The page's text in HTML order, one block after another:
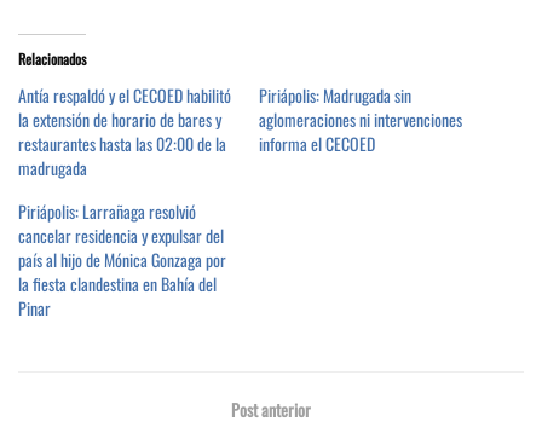
Relacionados
Antía respaldó y el CECOED habilitó
la extensión de horario de bares y
restaurantes hasta las 02:00 de la
madrugada
Piriápolis: Madrugada sin
aglomeraciones ni intervenciones
informa el CECOED
Piriápolis: Larrañaga resolvió
cancelar residencia y expulsar del
país al hijo de Mónica Gonzaga por
la fiesta clandestina en Bahía del
Pinar
Post anterior